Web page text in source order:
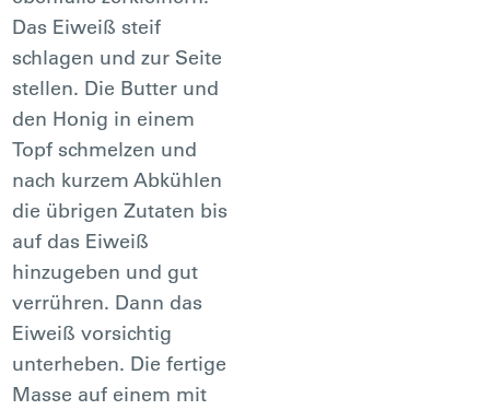
Das Eiweiß steif
schlagen und zur Seite
stellen. Die Butter und
den Honig in einem
Topf schmelzen und
nach kurzem Abkühlen
die übrigen Zutaten bis
auf das Eiweiß
hinzugeben und gut
verrühren. Dann das
Eiweiß vorsichtig
unterheben. Die fertige
Masse auf einem mit